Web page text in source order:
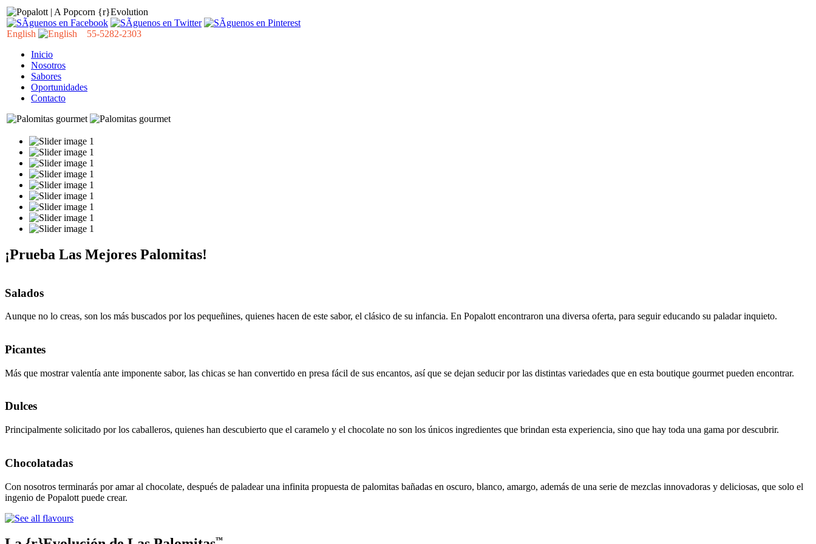
English
55-5282-2303
Inicio
Nosotros
Sabores
Oportunidades
Contacto
¡Prueba Las Mejores Palomitas!
Salados
Aunque no lo creas, son los más buscados por los pequeñines, quienes hacen de este sabor, el clásico de su infancia. En Popalott encontraron una diversa oferta, para seguir educando su paladar inquieto.
Picantes
Más que mostrar valentía ante imponente sabor, las chicas se han convertido en presa fácil de sus encantos, así que se dejan seducir por las distintas variedades que en esta boutique gourmet pueden encontrar.
Dulces
Principalmente solicitado por los caballeros, quienes han descubierto que el caramelo y el chocolate no son los únicos ingredientes que brindan esta experiencia, sino que hay toda una gama por descubrir.
Chocolatadas
Con nosotros terminarás por amar al chocolate, después de paladear una infinita propuesta de palomitas bañadas en oscuro, blanco, amargo, además de una serie de mezclas innovadoras y deliciosas, que solo el
ingenio de Popalott puede crear.
™